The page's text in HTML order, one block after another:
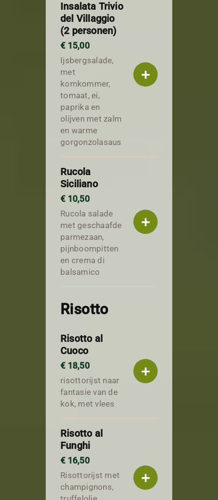
Insalata Trivio
del Villaggio
(2 personen)
€ 15,00
Ijsbergsalade,
met
komkommer,
tomaat, ei,
paprika en
olijven met zalm
en warme
gorgonzolasaus
+
Rucola
Siciliano
€ 10,50
Rucola salade
met geschaafde
parmezaan,
pijnboompitten
en crema di
balsamico
+
Risotto
Risotto al
Cuoco
€ 18,50
risottorijst naar
fantasie van de
kok, met vlees
+
Risotto al
Funghi
€ 16,50
Risottorijst met
champignons,
+